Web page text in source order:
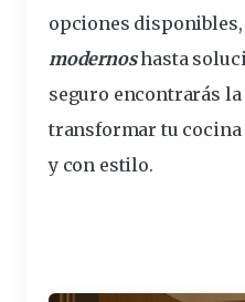
opciones disponibles,
modernoshasta
seguro encontrarás
transformar tu
y con estilo.